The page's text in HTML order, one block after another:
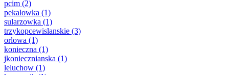
pcim (2)
pekalowka (1)
sularzowka (1)
trzykopcewislanskie (3)
orlowa (1)
konieczna (1)
jkoniecznianska (1)
leluchow (1)